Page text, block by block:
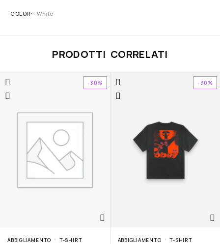
COLOR White
PRODOTTI CORRELATI
-30%
ABBIGLIAMENTO T-SHIRT
-30%
ABBIGLIAMENTO T-SHIRT